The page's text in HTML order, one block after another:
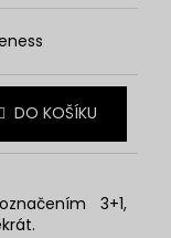
DO KOŠÍKU
3+1,